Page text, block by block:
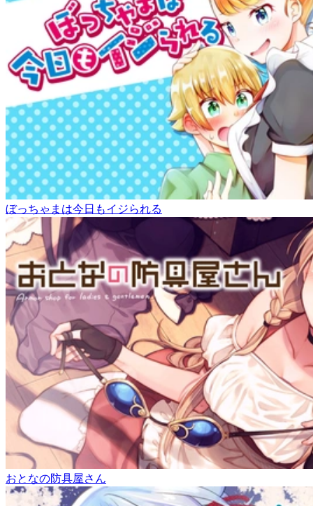
ぼっちゃまは今日もイジられる
おとなの防具屋さん